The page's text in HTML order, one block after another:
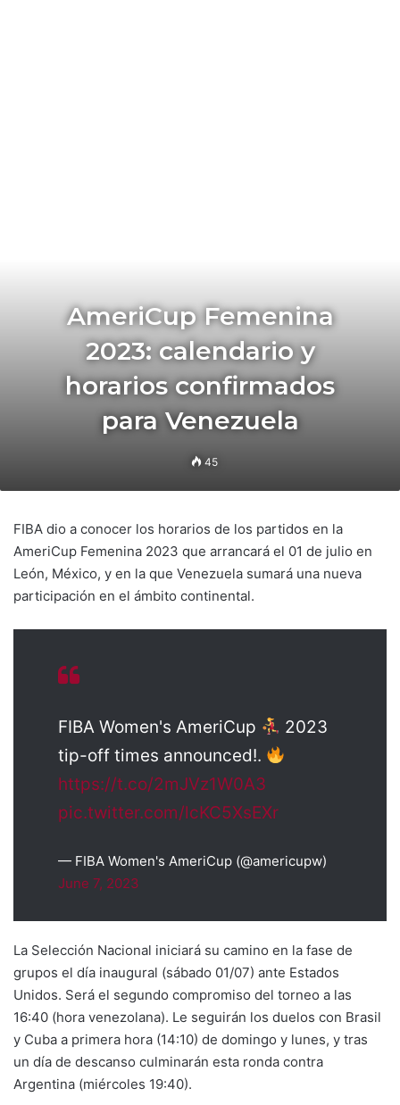
AmeriCup Femenina
2023: calendario y
horarios confirmados
para Venezuela
45
FIBA dio a conocer los horarios de los partidos en la
AmeriCup Femenina 2023 que arrancará el 01 de julio en
León, México, y en la que Venezuela sumará una nueva
participación en el ámbito continental.
FIBA Women's AmeriCup
2023
tip-off times announced!.
https://t.co/2mJVz1W0A3
pic.twitter.com/lcKC5XsEXr
— FIBA Women's AmeriCup (@americupw)
June 7, 2023
La Selección Nacional iniciará su camino en la fase de
grupos el día inaugural (sábado 01/07) ante Estados
Unidos. Será el segundo compromiso del torneo a las
16:40 (hora venezolana). Le seguirán los duelos con Brasil
y Cuba a primera hora (14:10) de domingo y lunes, y tras
un día de descanso culminarán esta ronda contra
Argentina (miércoles 19:40).